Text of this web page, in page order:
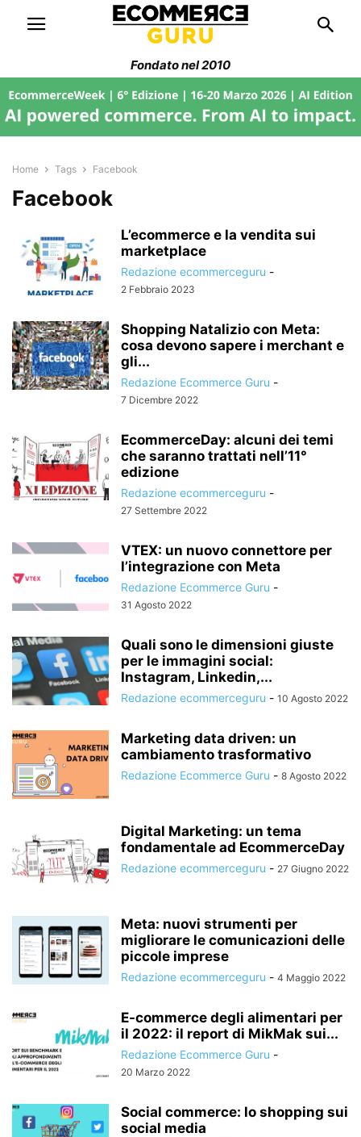
Fondato nel 2010
Home Tags Facebook
Facebook
L’ecommerce e la vendita sui
marketplace
Redazione ecommerceguru -
2 Febbraio 2023
Shopping Natalizio con Meta:
cosa devono sapere i merchant e
gli...
Redazione Ecommerce Guru -
7 Dicembre 2022
EcommerceDay: alcuni dei temi
che saranno trattati nell’11°
edizione
Redazione ecommerceguru -
27 Settembre 2022
VTEX: un nuovo connettore per
l’integrazione con Meta
Redazione Ecommerce Guru -
31 Agosto 2022
Quali sono le dimensioni giuste
per le immagini social:
Instagram, Linkedin,...
Redazione ecommerceguru - 10 Agosto 2022
Marketing data driven: un
cambiamento trasformativo
Redazione Ecommerce Guru - 8 Agosto 2022
Digital Marketing: un tema
fondamentale ad EcommerceDay
Redazione ecommerceguru - 27 Giugno 2022
Meta: nuovi strumenti per
migliorare le comunicazioni delle
piccole imprese
Redazione ecommerceguru - 4 Maggio 2022
E-commerce degli alimentari per
il 2022: il report di MikMak sui...
Redazione Ecommerce Guru -
20 Marzo 2022
Social commerce: lo shopping sui
social media